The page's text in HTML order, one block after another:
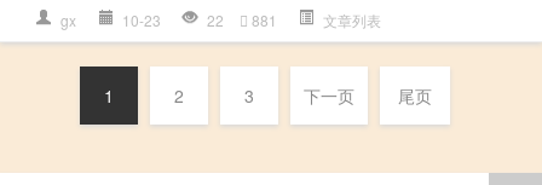
gx 10-23 22 881 文章列表
1 2 3 下一页 尾页